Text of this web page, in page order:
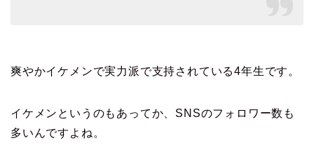
爽やかイケメンで実力派で支持されている4年生です。
イケメンというのもあってか、SNSのフォロワー数も
多いんですよね。